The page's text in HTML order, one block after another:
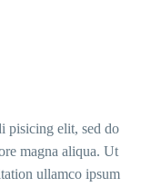
pisicing elit, sed do
magna aliqua. Ut
ullamco ipsum